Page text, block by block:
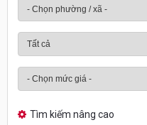
Tìm kiếm nâng cao